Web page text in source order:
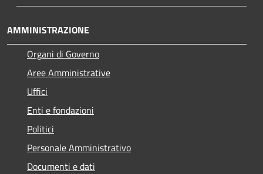
AMMINISTRAZIONE
Organi di Governo
Aree Amministrative
Uffici
Enti e fondazioni
Politici
Personale Amministrativo
Documenti e dati